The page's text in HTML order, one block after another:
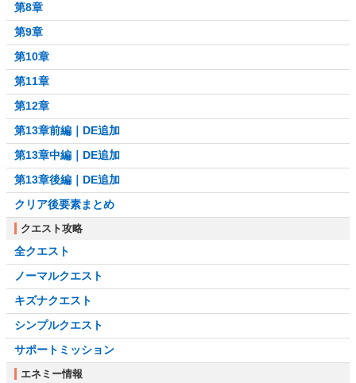
第8章
第9章
第10章
第11章
第12章
第13章前編｜DE追加
第13章中編｜DE追加
第13章後編｜DE追加
クリア後要素まとめ
クエスト攻略
全クエスト
ノーマルクエスト
キズナクエスト
シンプルクエスト
サポートミッション
エネミー情報